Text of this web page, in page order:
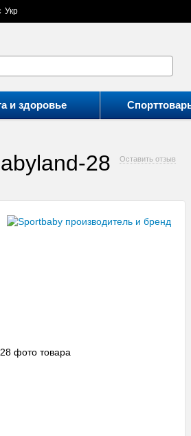
Укр
и здоровье
28 Оставить отзыв